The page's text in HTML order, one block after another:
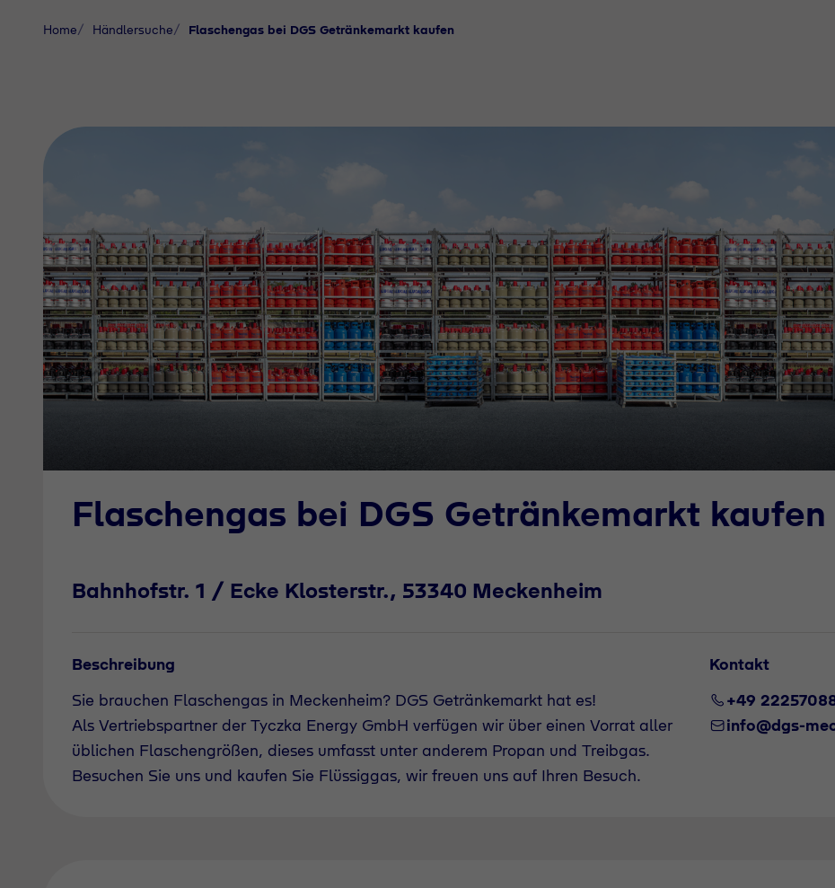
Home Händlersuche Flaschengas bei DGS Getränkemarkt kaufen
Flaschengas bei DGS Getränkemarkt kaufen
Bahnhofstr. 1 / Ecke Klosterstr., 53340 Meckenheim
Beschreibung
Sie brauchen Flaschengas in Meckenheim? DGS Getränkemarkt hat es!
Als Vertriebspartner der Tyczka Energy GmbH verfügen wir über einen Vorrat aller
üblichen Flaschengrößen, dieses umfasst unter anderem Propan und Treibgas.
Besuchen Sie uns und kaufen Sie Flüssiggas, wir freuen uns auf Ihren Besuch.
Kontakt
+49
info@dgs-